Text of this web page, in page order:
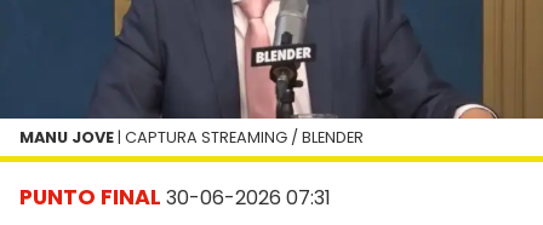
PUNTO FINAL 30-06-2026 07:31
MANU JOVE | CAPTURA STREAMING / BLENDER